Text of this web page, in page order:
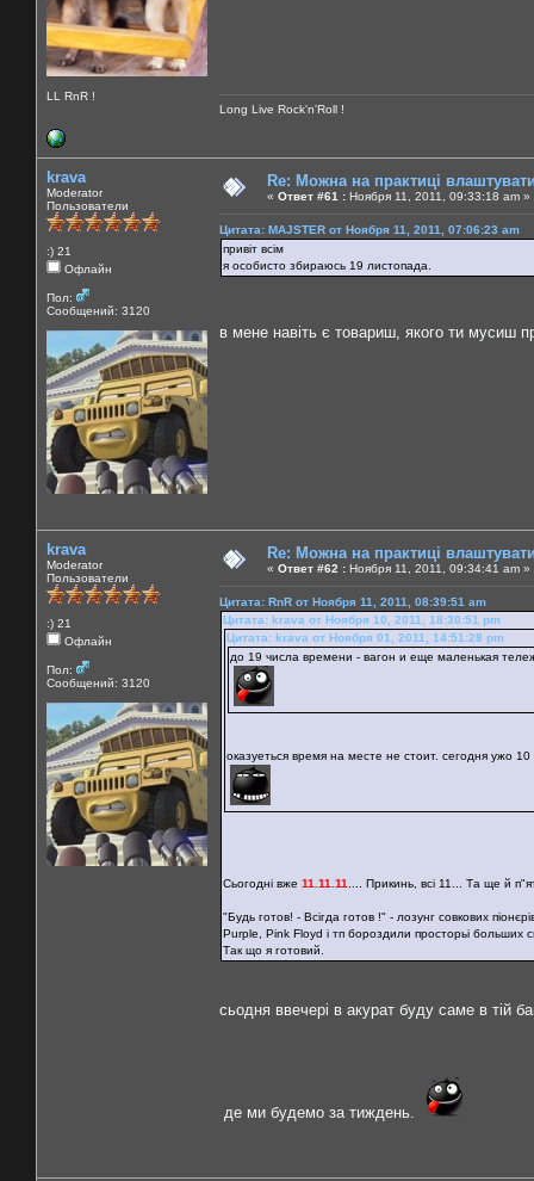
LL RnR !
Long Live Rock'n'Roll !
krava
Moderator
Пользователи
:) 21
Офлайн
Пол:
Сообщений: 3120
Re: Можна на практиці
« Ответ #61 : Ноября 11, 2011, 09:33:18 am »
Цитата: MAJSTER от Ноября 11, 2011, 07:06:23 am
привіт всім
я особисто збираюсь 19 листопада.
в мене навіть є товариш, якого ти мусиш
krava
Moderator
Пользователи
:) 21
Офлайн
Пол:
Сообщений: 3120
Re: Можна на практиці
« Ответ #62 : Ноября 11, 2011, 09:34:41 am »
Цитата: RnR от Ноября 11, 2011, 08:39:51 am
Цитата: krava от Ноября 10, 2011, 18:30:51 pm
Цитата: krava от Ноября 01, 2011, 14:51:28 pm
до 19 числа времени - вагон и еще маленькая
оказуеться время на месте не стоит. сегодня ужо 10
Сьогодні вже 11.11.11 .... Прикинь, всі 11... Та ще й
"Будь готов! - Всігда готов !" - лозунг совкових
Purple, Pink Floyd і тп бороздили просторьі больших
Так що я готовий.
сьодня ввечері в акурат буду саме в тій
де ми будемо за тиждень.